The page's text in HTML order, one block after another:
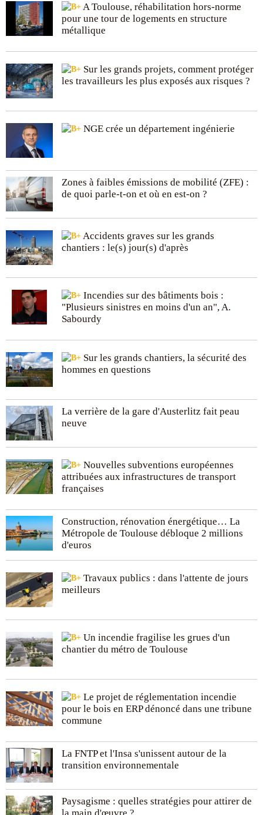
A Toulouse, réhabilitation hors-norme
pour une tour de logements en structure
métallique
Sur les grands projets, comment protéger
les travailleurs les plus exposés aux risques ?
NGE crée un département ingénierie
Zones à faibles émissions de mobilité (ZFE) :
de quoi parle-t-on et où en est-on ?
Accidents graves sur les grands
chantiers : le(s) jour(s) d'après
Incendies sur des bâtiments bois :
"Plusieurs sinistres en moins d'un an", A.
Sabourdy
Sur les grands chantiers, la sécurité des
hommes en questions
La verrière de la gare d'Austerlitz fait peau
neuve
Nouvelles subventions européennes
attribuées aux infrastructures de transport
françaises
Construction, rénovation énergétique… La
Métropole de Toulouse débloque 2 millions
d'euros
Travaux publics : dans l'attente de jours
meilleurs
Un incendie fragilise les grues d'un
chantier du métro de Toulouse
Le projet de réglementation incendie
pour le bois en ERP dénoncé dans une tribune
commune
La FNTP et l'Insa s'unissent autour de la
transition environnementale
Paysagisme : quelles stratégies pour attirer de
la main d'œuvre ?